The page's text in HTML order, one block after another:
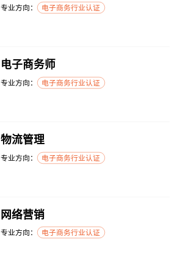
专业方向： 电子商务行业认证
电子商务师
专业方向： 电子商务行业认证
物流管理
专业方向： 电子商务行业认证
网络营销
专业方向： 电子商务行业认证